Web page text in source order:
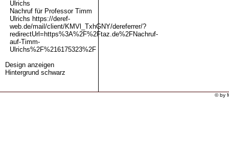
Ulrichs
Nachruf für Professor Timm
Ulrichs https://deref-
web.de/mail/client/KMVl_TxhGNY/dereferrer/?
redirectUrl=https%3A%2F%2Ftaz.de%2FNachruf-
auf-Timm-
Ulrichs%2F%216175323%2F
Design anzeigen
Hintergrund schwarz
© by